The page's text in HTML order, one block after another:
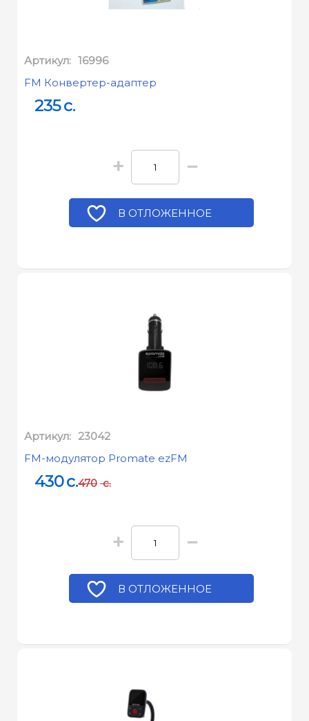
Артикул: 16996
FM Конвертер-адаптер
235c.
+ −
В ОТЛОЖЕННОЕ
Артикул: 23042
FM-модулятор Promate ezFM
430c.470 c.
+ −
В ОТЛОЖЕННОЕ